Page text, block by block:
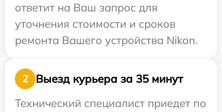
ответит на Ваш запрос для
уточнения стоимости и сроков
ремонта Вашего устройства Nikon.
2
Выезд курьера за 35 минут
Технический специалист приедет по